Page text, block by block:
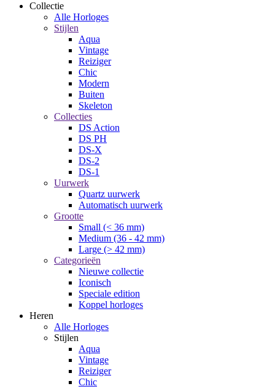
Collectie
Alle Horloges
Stijlen
Aqua
Vintage
Reiziger
Chic
Modern
Buiten
Skeleton
Collecties
DS Action
DS PH
DS-X
DS-2
DS-1
Uurwerk
Quartz uurwerk
Automatisch uurwerk
Grootte
Small (< 36 mm)
Medium (36 - 42 mm)
Large (> 42 mm)
Categorieën
Nieuwe collectie
Iconisch
Speciale edition
Koppel horloges
Heren
Alle Horloges
Stijlen
Aqua
Vintage
Reiziger
Chic